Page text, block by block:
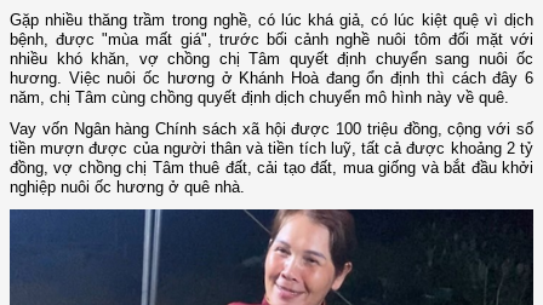
Gặp nhiều thăng trầm trong nghề, có lúc khá giả, có lúc kiệt quệ vì dịch
bệnh, được "mùa mất giá", trước bối cảnh nghề nuôi tôm đối mặt với
nhiều khó khăn, vợ chồng chị Tâm quyết định chuyển sang nuôi ốc
hương. Việc nuôi ốc hương ở Khánh Hoà đang ổn định thì cách đây 6
năm, chị Tâm cùng chồng quyết định dịch chuyển mô hình này về quê.
Vay vốn Ngân hàng Chính sách xã hội được 100 triệu đồng, cộng với số
tiền mượn được của người thân và tiền tích luỹ, tất cả được khoảng 2 tỷ
đồng, vợ chồng chị Tâm thuê đất, cải tạo đất, mua giống và bắt đầu khởi
nghiệp nuôi ốc hương ở quê nhà.